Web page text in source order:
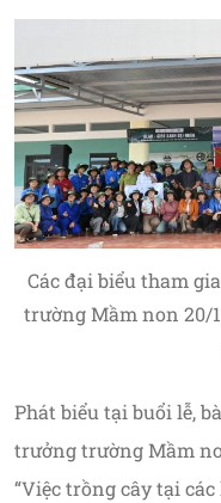
Các đại biểu tham
trường Mầm non 20/
Phát biểu tại buổi lễ,
trưởng trường Mầm
“Việc trồng cây tại